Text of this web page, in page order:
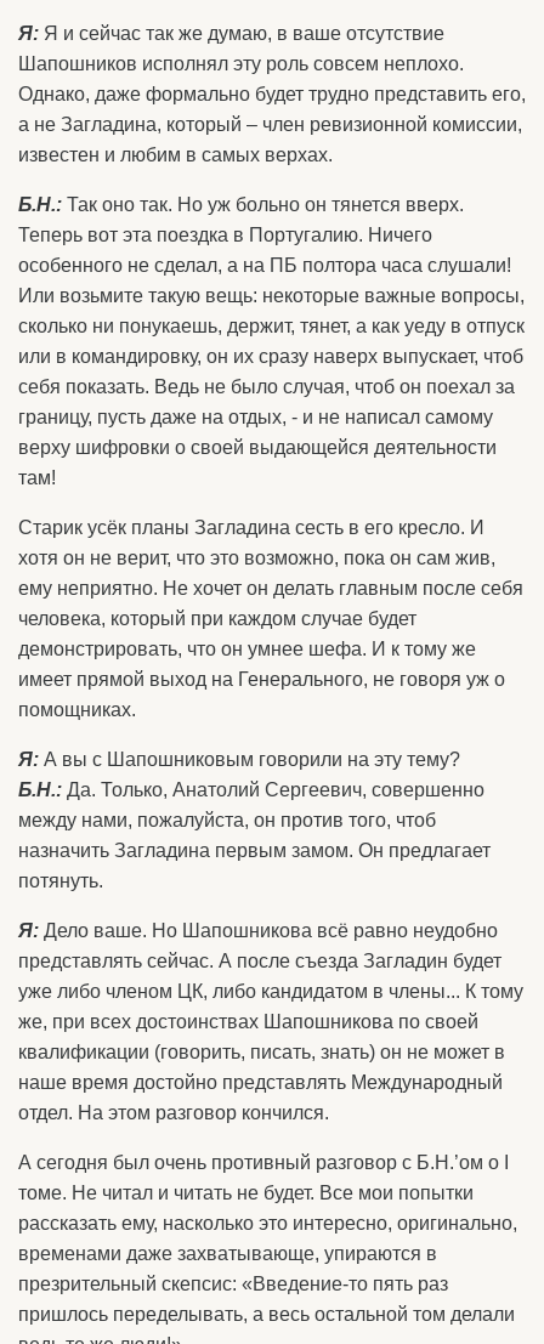
Я: Я и сейчас так же думаю, в ваше отсутствие
Шапошников исполнял эту роль совсем неплохо.
Однако, даже формально будет трудно представить его,
а не Загладина, который – член ревизионной комиссии,
известен и любим в самых верхах.
Б.Н.: Так оно так. Но уж больно он тянется вверх.
Теперь вот эта поездка в Португалию. Ничего
особенного не сделал, а на ПБ полтора часа слушали!
Или возьмите такую вещь: некоторые важные вопросы,
сколько ни понукаешь, держит, тянет, а как уеду в отпуск
или в командировку, он их сразу наверх выпускает, чтоб
себя показать. Ведь не было случая, чтоб он поехал за
границу, пусть даже на отдых, - и не написал самому
верху шифровки о своей выдающейся деятельности
там!
Старик усёк планы Загладина сесть в его кресло. И
хотя он не верит, что это возможно, пока он сам жив,
ему неприятно. Не хочет он делать главным после себя
человека, который при каждом случае будет
демонстрировать, что он умнее шефа. И к тому же
имеет прямой выход на Генерального, не говоря уж о
помощниках.
Я: А вы с Шапошниковым говорили на эту тему?
Б.Н.: Да. Только, Анатолий Сергеевич, совершенно
между нами, пожалуйста, он против того, чтоб
назначить Загладина первым замом. Он предлагает
потянуть.
Я: Дело ваше. Но Шапошникова всё равно неудобно
представлять сейчас. А после съезда Загладин будет
уже либо членом ЦК, либо кандидатом в члены... К тому
же, при всех достоинствах Шапошникова по своей
квалификации (говорить, писать, знать) он не может в
наше время достойно представлять Международный
отдел. На этом разговор кончился.
А сегодня был очень противный разговор с Б.Н.’ом о I
томе. Не читал и читать не будет. Все мои попытки
рассказать ему, насколько это интересно, оригинально,
временами даже захватывающе, упираются в
презрительный скепсис: «Введение-то пять раз
пришлось переделывать, а весь остальной том делали